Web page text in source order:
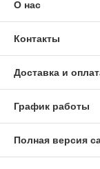
О нас
Контакты
Доставка и
График работы
Полная версия